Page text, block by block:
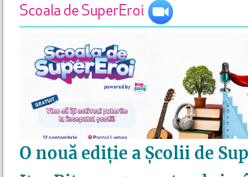
Scoala de SuperEroi
O nouă ediție a Școlii de